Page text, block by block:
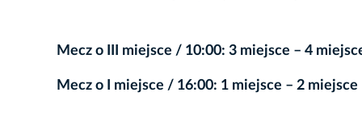
Mecz o III miejsce / 10:00: 3 miejsce – 4
Mecz o I miejsce / 16:00: 1 miejsce – 2 miejsce